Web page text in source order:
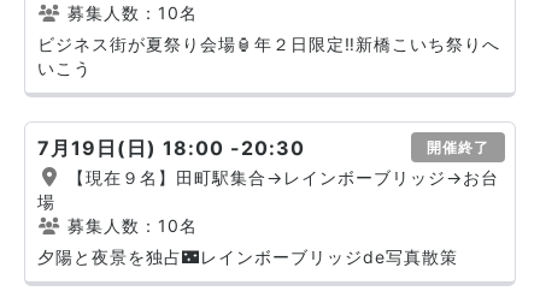
募集人数：10名
ビジネス街が夏祭り会場🏮年２日限定‼️新橋こいち祭りへ
いこう
7月19日(日) 18:00 -20:30 開催終了
【現在９名】田町駅集合→レインボーブリッジ→お台
場
募集人数：10名
夕陽と夜景を独占🌃レインボーブリッジde写真散策